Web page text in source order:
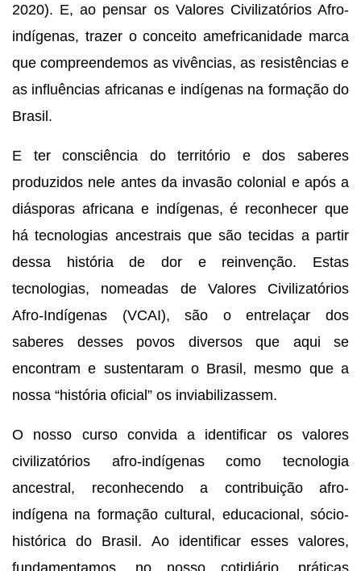
2020). E, ao pensar os Valores Civilizatórios Afro-
indígenas, trazer o conceito amefricanidade marca
que compreendemos as vivências, as resistências e
as influências africanas e indígenas na formação do
Brasil.
E ter consciência do território e dos saberes
produzidos nele antes da invasão colonial e após a
diásporas africana e indígenas, é reconhecer que
há tecnologias ancestrais que são tecidas a partir
dessa história de dor e reinvenção. Estas
tecnologias, nomeadas de Valores Civilizatórios
Afro-Indígenas (VCAI), são o entrelaçar dos
saberes desses povos diversos que aqui se
encontram e sustentaram o Brasil, mesmo que a
nossa “história oficial” os inviabilizassem.
O nosso curso convida a identificar os valores
civilizatórios afro-indígenas como tecnologia
ancestral, reconhecendo a contribuição afro-
indígena na formação cultural, educacional, sócio-
histórica do Brasil. Ao identificar esses valores,
fundamentamos, no nosso cotidiário, práticas